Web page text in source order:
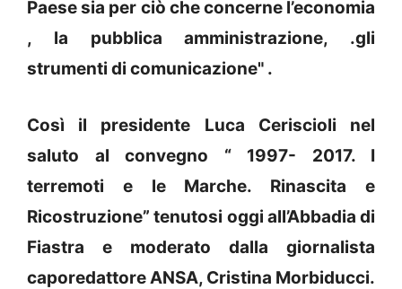
Paese sia per ciò che concerne l’economia
, la pubblica amministrazione, .gli
strumenti di comunicazione" .
Così il presidente Luca Ceriscioli nel
saluto al convegno “ 1997- 2017. I
terremoti e le Marche. Rinascita e
Ricostruzione” tenutosi oggi all’Abbadia di
Fiastra e moderato dalla giornalista
caporedattore ANSA, Cristina Morbiducci.